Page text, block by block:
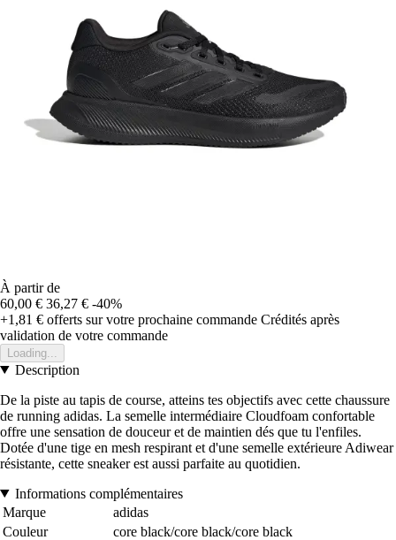
À partir de
60,00 € 36,27 € -40%
+1,81 € offerts sur votre prochaine commande Crédités après
validation de votre commande
Loading...
Description
De la piste au tapis de course, atteins tes objectifs avec cette chaussure
de running adidas. La semelle intermédiaire Cloudfoam confortable
offre une sensation de douceur et de maintien dés que tu l'enfiles.
Dotée d'une tige en mesh respirant et d'une semelle extérieure Adiwear
résistante, cette sneaker est aussi parfaite au quotidien.
Informations complémentaires
Marque
adidas
Couleur
core black/core black/core black